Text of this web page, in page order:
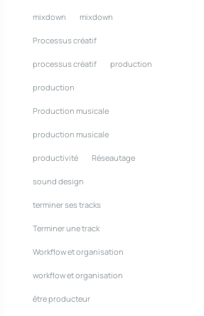
mixdown mixdown
Processus créatif
processus créatif production
production
Production musicale
production musicale
productivité Réseautage
sound design
terminer ses tracks
Terminer une track
Workflow et organisation
workflow et organisation
être producteur